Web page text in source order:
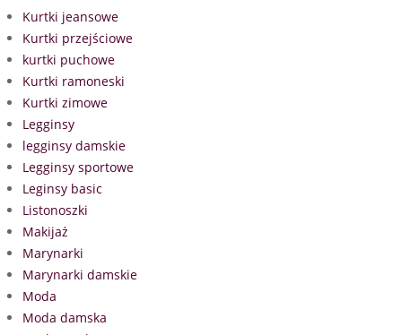
Kurtki jeansowe
Kurtki przejściowe
kurtki puchowe
Kurtki ramoneski
Kurtki zimowe
Legginsy
legginsy damskie
Legginsy sportowe
Leginsy basic
Listonoszki
Makijaż
Marynarki
Marynarki damskie
Moda
Moda damska